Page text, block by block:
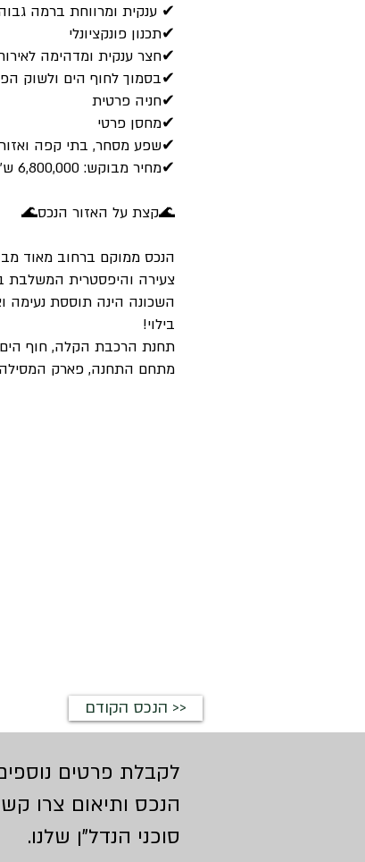
✔ ענקית ומרווחת ברמה
✔תכנון פונקציונלי
✔חצר ענקית ומדהימה
✔בסמוך לחוף הים ולשוק
✔חניה פרטית
✔מחסן פרטי
✔שפע מסחר, בתי קפה ואזורי
✔מחיר מבוקש: 6,800,000 ש"ח
🌊קצת על האזור הנכס🌊
הנכס ממוקם ברחוב מאוד
צעירה והיפסטרית המשלבת
השכונה הינה תוססת נעימה
בילוי!
תחנת הרכבת הקלה, חוף
מתחם התחנה, פארק המסילה,
הנכס הקודם >>
לקבלת פרטים
הנכס ותיאום צרו
סוכני הנדל"ן שלנו.